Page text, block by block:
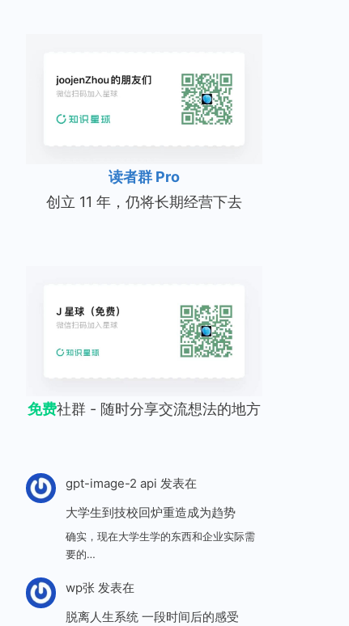
读者群 Pro
创立 11 年，仍将长期经营下去
免费社群 - 随时分享交流想法的地方
gpt-image-2 api 发表在
大学生到技校回炉重造成为趋势
确实，现在大学生学的东西和企业实际需
要的…
wp张发表在
脱离人生系统 一段时间后的感受